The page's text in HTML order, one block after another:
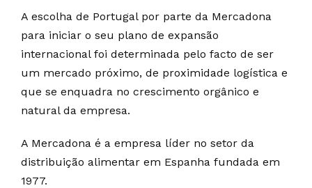
A escolha de Portugal por parte da Mercadona
para iniciar o seu plano de expansão
internacional foi determinada pelo facto de ser
um mercado próximo, de proximidade logística e
que se enquadra no crescimento orgânico e
natural da empresa.
A Mercadona é a empresa líder no setor da
distribuição alimentar em Espanha fundada em
1977.